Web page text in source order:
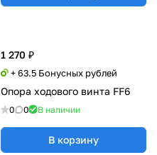
1 270 ₽
+ 63.5 Бонусных рублей
Опора ходового винта FF6
0 0 В наличии
В корзину